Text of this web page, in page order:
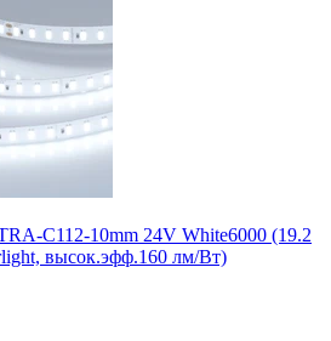
C112-10mm 24V White6000 (19.2
высок.эфф.160 лм/Вт)